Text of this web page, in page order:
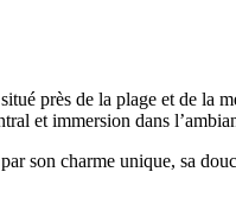
près de la plage et de la
et immersion dans
son charme unique, sa